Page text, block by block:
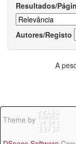
Resultados/
Autores/Registo
A
Theme by